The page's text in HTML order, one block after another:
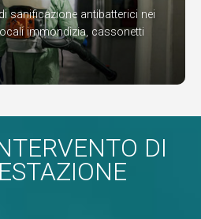
sanificazione antibatterici nei
immondizia, cassonetti
DI